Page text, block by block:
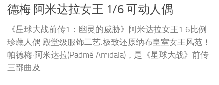
德梅 阿米达拉女王 1/6 可动人偶
《星球大战前传1：幽灵的威胁》阿米达拉女王1:6比例
珍藏人偶 殿堂级服饰工艺.极致还原纳布皇室女王风范！
帕德梅·阿米达拉(Padmé Amidala)，是《星球大战》前传
三部曲及...